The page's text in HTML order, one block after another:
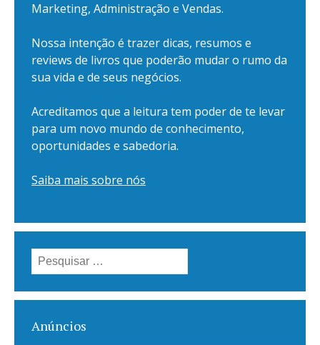
Marketing, Administração e Vendas.
Nossa intenção é trazer dicas, resumos e
reviews de livros que poderão mudar o rumo da
sua vida e de seus negócios.
Acreditamos que a leitura tem poder de te levar
para um novo mundo de conhecimento,
oportunidades e sabedoria.
Saiba mais sobre nós
Pesquisar
por:
Anúncios